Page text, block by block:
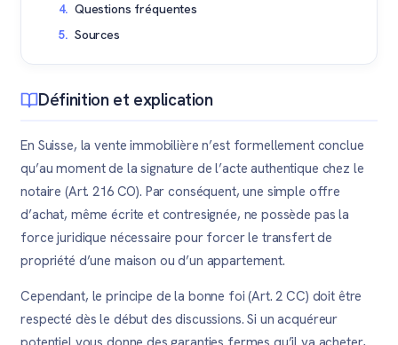
Questions fréquentes
Sources
Définition et explication
En Suisse, la vente immobilière n’est formellement conclue
qu’au moment de la signature de l’acte authentique chez le
notaire (Art. 216 CO). Par conséquent, une simple offre
d’achat, même écrite et contresignée, ne possède pas la
force juridique nécessaire pour forcer le transfert de
propriété d’une maison ou d’un appartement.
Cependant, le principe de la bonne foi (Art. 2 CC) doit être
respecté dès le début des discussions. Si un acquéreur